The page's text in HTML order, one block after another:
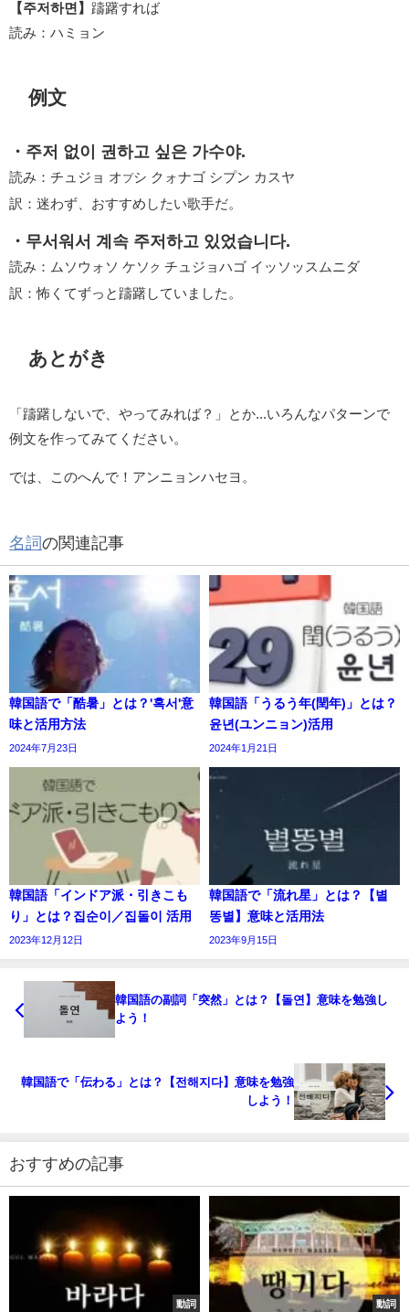
【주저하면】 躊躇すれば
読み：ハミョン
例文
・주저 없이 권하고 싶은 가수야.
読み：チュジョ オプシ クォナゴ シプン カスヤ
訳：迷わず、おすすめしたい歌手だ。
・무서워서 계속 주저하고 있었습니다.
読み：ムソウォソ ケソ ク チュジョハゴ イッソッスムニダ
訳：怖くてずっと躊躇していました。
あとがき
「躊躇しないで、やってみれば？」とか...いろんなパターンで
例文を作ってみてください。
では、このへんで！アンニョンハセヨ。
名詞の関連記事
韓国語で「酷暑」とは？'혹서'意
味と活用方法
2024年7月23日
韓国語「うるう年(閏年)」とは？
윤년(ユンニョン)活用
2024年1月21日
韓国語「インドア派・引きこも
り」とは？집순이／집돌이 活用
2023年12月12日
韓国語で「流れ星」とは？【별
똥별】意味と活用法
2023年9月15日
韓国語の副詞「突然」とは？【돌연】意味を勉強し
よう！
韓国語で「伝わる」とは？【전해지다】意味を勉強
しよう！
おすすめの記事
動詞 動詞